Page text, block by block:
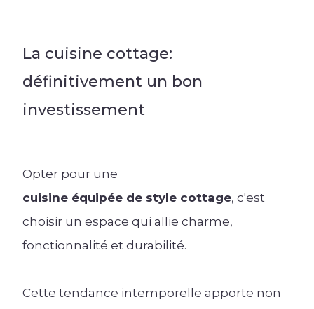
La cuisine cottage:
définitivement un bon
investissement
Opter pour une
cuisine équipée de style cottage, c'est
choisir un espace qui allie charme,
fonctionnalité et durabilité.
Cette tendance intemporelle apporte non